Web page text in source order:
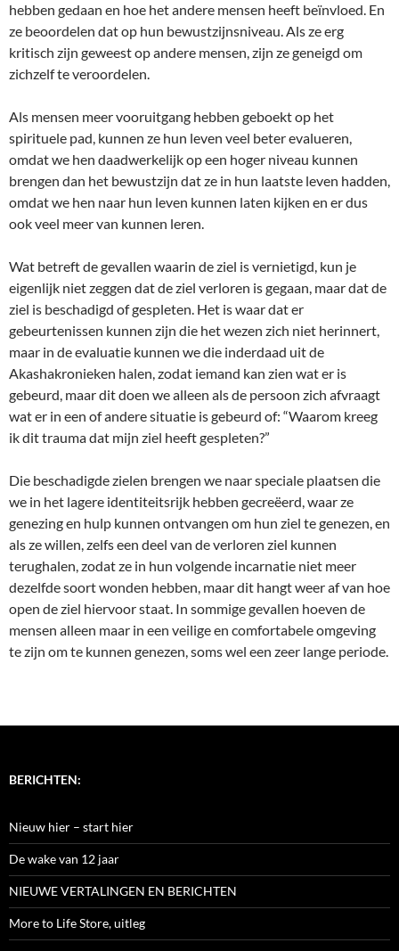
hebben gedaan en hoe het andere mensen heeft beïnvloed. En
ze beoordelen dat op hun bewustzijnsniveau. Als ze erg
kritisch zijn geweest op andere mensen, zijn ze geneigd om
zichzelf te veroordelen.
Als mensen meer vooruitgang hebben geboekt op het
spirituele pad, kunnen ze hun leven veel beter evalueren,
omdat we hen daadwerkelijk op een hoger niveau kunnen
brengen dan het bewustzijn dat ze in hun laatste leven hadden,
omdat we hen naar hun leven kunnen laten kijken en er dus
ook veel meer van kunnen leren.
Wat betreft de gevallen waarin de ziel is vernietigd, kun je
eigenlijk niet zeggen dat de ziel verloren is gegaan, maar dat de
ziel is beschadigd of gespleten. Het is waar dat er
gebeurtenissen kunnen zijn die het wezen zich niet herinnert,
maar in de evaluatie kunnen we die inderdaad uit de
Akashakronieken halen, zodat iemand kan zien wat er is
gebeurd, maar dit doen we alleen als de persoon zich afvraagt
wat er in een of andere situatie is gebeurd of: “Waarom kreeg
ik dit trauma dat mijn ziel heeft gespleten?”
Die beschadigde zielen brengen we naar speciale plaatsen die
we in het lagere identiteitsrijk hebben gecreëerd, waar ze
genezing en hulp kunnen ontvangen om hun ziel te genezen, en
als ze willen, zelfs een deel van de verloren ziel kunnen
terughalen, zodat ze in hun volgende incarnatie niet meer
dezelfde soort wonden hebben, maar dit hangt weer af van hoe
open de ziel hiervoor staat. In sommige gevallen hoeven de
mensen alleen maar in een veilige en comfortabele omgeving
te zijn om te kunnen genezen, soms wel een zeer lange periode.
BERICHTEN:
Nieuw hier – start hier
De wake van 12 jaar
NIEUWE VERTALINGEN EN BERICHTEN
More to Life Store, uitleg